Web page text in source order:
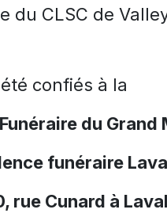
du CLSC de
confiés à la
du Grand
funéraire
rue Cunard à Laval